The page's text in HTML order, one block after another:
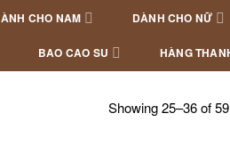
CHO NAM DÀNH CHO NỮ
BAO CAO SU HÀNG
Showing 25–36 of